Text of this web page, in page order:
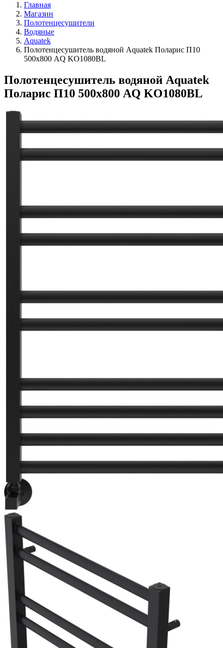
Главная
Магазин
Полотенцесушители
Водяные
Aquatek
Полотенцесушитель водяной Aquatek Поларис П10
500х800 AQ KO1080BL
Полотенцесушитель водяной Aquatek
Поларис П10 500х800 AQ KO1080BL